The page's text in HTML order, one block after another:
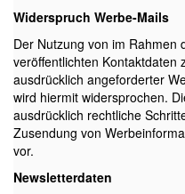
Widerspruch Werbe-Mails
Der Nutzung von im Rahmen
veröffentlichten Kontaktdaten
ausdrücklich angeforderter
wird hiermit widersprochen.
ausdrücklich rechtliche
Zusendung von
vor.
Newsletterdaten